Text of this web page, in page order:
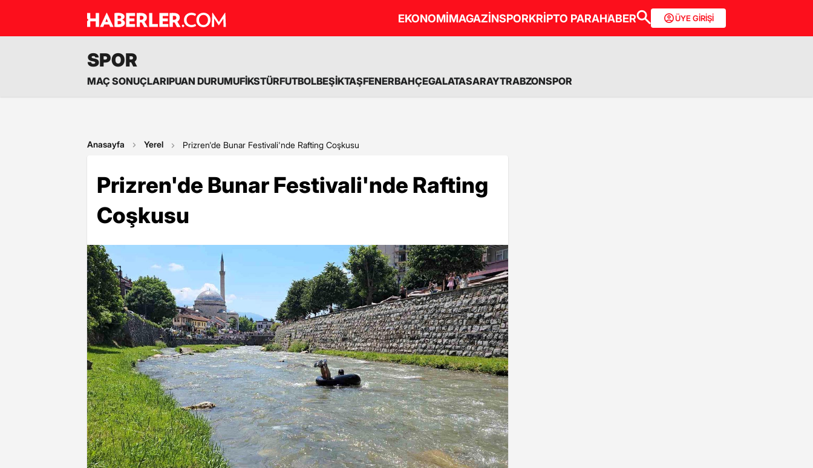
EKONOMİMAGAZİNSPORKRİPTO PARAHABER ÜYE GİRİŞİ
SPOR
MAÇ SONUÇLARIPUAN DURUMUFİKSTÜRFUTBOLBEŞİKTAŞFENERBAHÇEGALATASARAYTRABZONSPOR
Anasayfa Yerel Prizren'de Bunar Festivali'nde Rafting Coşkusu
Prizren'de Bunar Festivali'nde Rafting
Coşkusu